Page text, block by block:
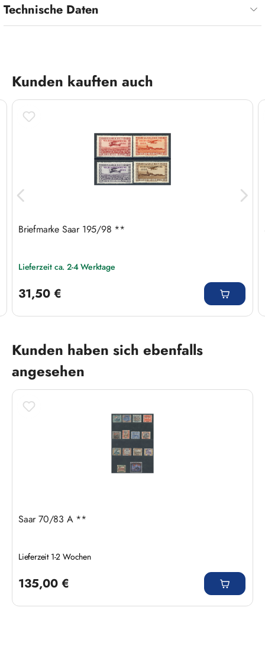
Technische Daten
Produktgalerie überspringen
Kunden kauften auch
Briefmarke Saar 195/98 **
Lieferzeit ca. 2-4 Werktage
31,50 €
Produktgalerie überspringen
Kunden haben sich ebenfalls
angesehen
Saar 70/83 A **
Lieferzeit 1-2 Wochen
135,00 €